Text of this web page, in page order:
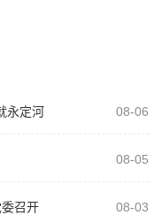
永定河
08-06
08-05
召开
08-03